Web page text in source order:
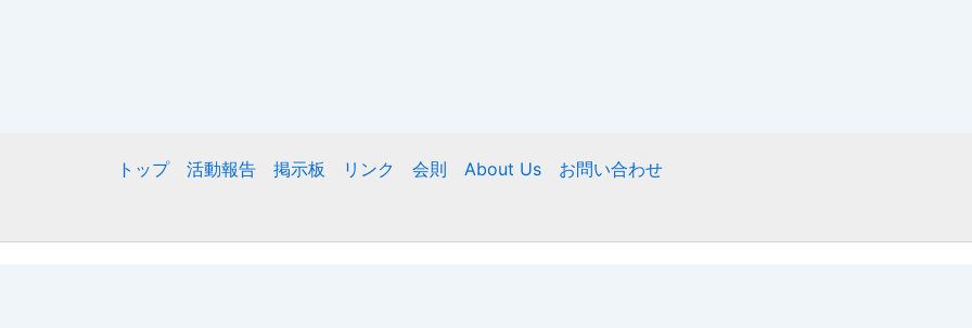
トップ 活動報告 掲示板 リンク 会則 About Us お問い合わせ